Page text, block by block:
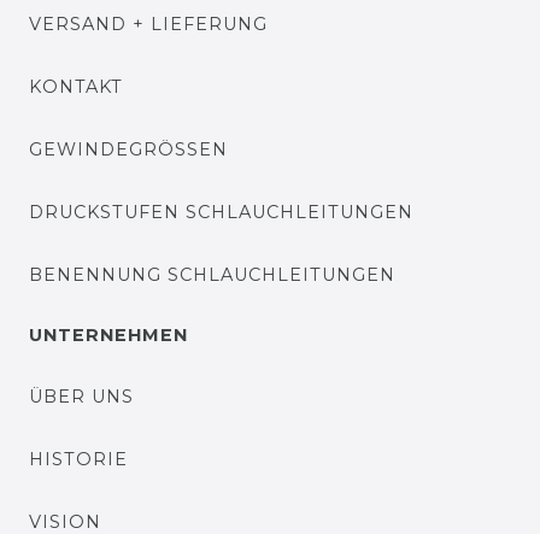
VERSAND + LIEFERUNG
KONTAKT
GEWINDEGRÖSSEN
DRUCKSTUFEN SCHLAUCHLEITUNGEN
BENENNUNG SCHLAUCHLEITUNGEN
UNTERNEHMEN
ÜBER UNS
HISTORIE
VISION